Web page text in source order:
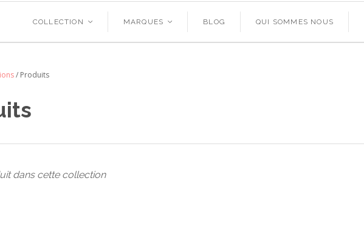
COLLECTION < MARQUES < BLOG QUI SOMMES NOUS
/ Produits
dans cette collection